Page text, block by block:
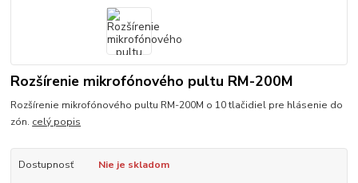
Rozšírenie mikrofónového pultu RM-200M
Rozšírenie mikrofónového pultu RM-200M o 10 tlačidiel pre hlásenie do
zón. celý popis
Dostupnosť Nie je skladom